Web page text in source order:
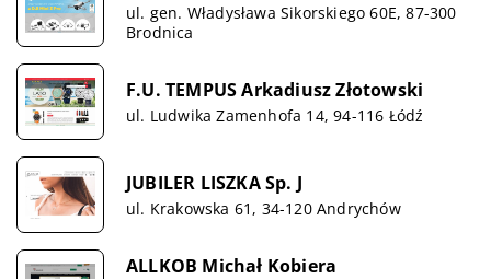
ul. gen. Władysława Sikorskiego 60E, 87-300
Brodnica
F.U. TEMPUS Arkadiusz Złotowski
ul. Ludwika Zamenhofa 14, 94-116 Łódź
JUBILER LISZKA Sp. J
ul. Krakowska 61, 34-120 Andrychów
ALLKOB Michał Kobiera